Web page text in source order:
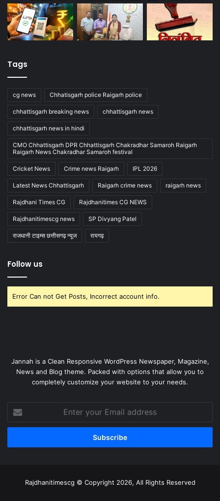
Tags
cg news Chhatisgarh police Raigarh police
chhattisgarh breaking news chhattisgarh news
chhattisgarh news in hindi
CMO Chhattisgarh DPR Chhattisgarh Chakradhar Samaroh Raigarh
Raigarh News Chakradhar Samaroh festival
Cricket News Crime news Raigarh IPL 2026
Latest News Chhattisgarh Raigarh crime news raigarh news
Rajdhani Times CG Rajdhanitimes CG NEWS
Rajdhanitimescg news SP Divyang Patel
राजधानी टाइम्स छत्तीसगढ़ न्यूज रायगढ़
Follow us
Error Can not Get Posts, Incorrect account info.
Jannah is a Clean Responsive WordPress Newspaper, Magazine,
News and Blog theme. Packed with options that allow you to
completely customize your website to your needs.
your
Email
Rajdhanitimescg © Copyright 2026, All Rights Reserved